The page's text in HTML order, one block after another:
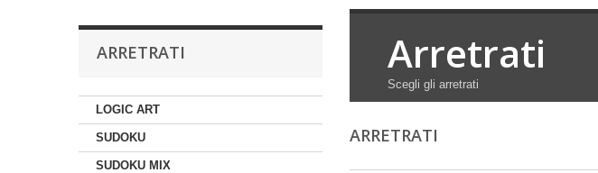
ARRETRATI
LOGIC ART
SUDOKU
SUDOKU MIX
Arretrati
Scegli gli arretrati
ARRETRATI